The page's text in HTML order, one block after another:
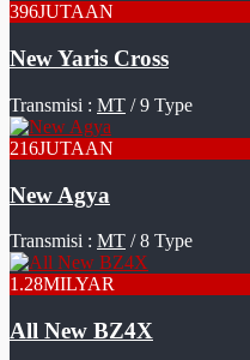
396JUTAAN
New Yaris Cross
Transmisi : MT / 9 Type
216JUTAAN
New Agya
Transmisi : MT / 8 Type
1.28MILYAR
All New BZ4X